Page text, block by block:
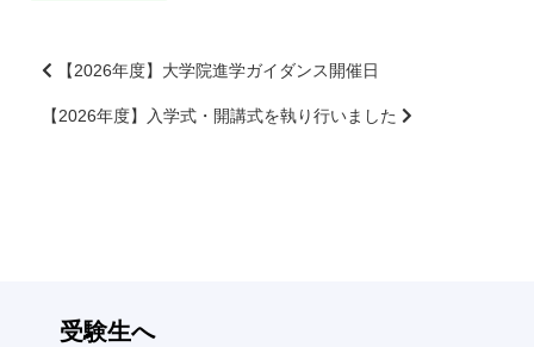
【2026年度】大学院進学ガイダンス開催日
【2026年度】入学式・開講式を執り行いました
受験生へ